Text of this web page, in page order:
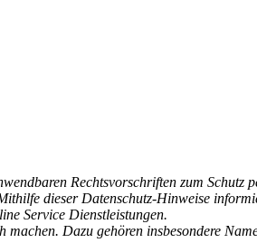
Rechtsvorschriften zum Schutz
dieser Datenschutz-Hinweise
Service Dienstleistungen.
Dazu gehören insbesondere